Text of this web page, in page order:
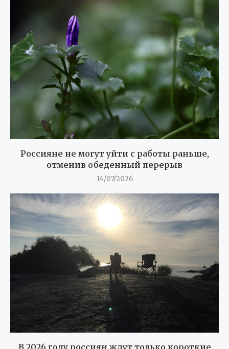
Россияне не могут уйти с работы раньше,
отменив обеденный перерыв
14/07/2026